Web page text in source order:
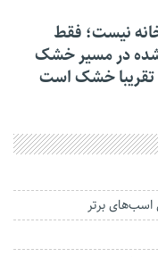
نیست؛ فقط
در مسیر خشک
خشک است
برتر